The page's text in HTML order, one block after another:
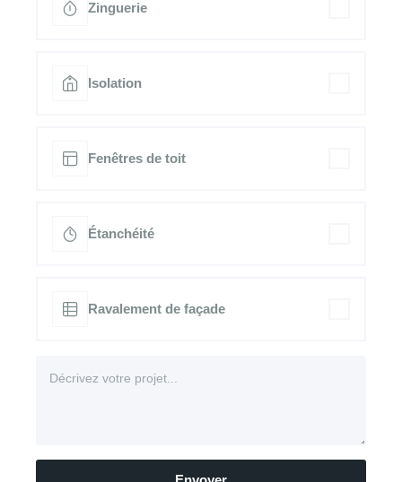
Zinguerie
Isolation
Fenêtres de toit
Étanchéité
Ravalement de façade